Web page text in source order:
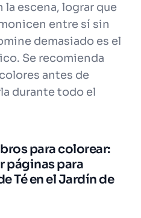
escena, lograr que
entre sí sin
demasiado es el
Se recomienda
antes de
durante todo el
para colorear:
páginas para
Té en el Jardín de